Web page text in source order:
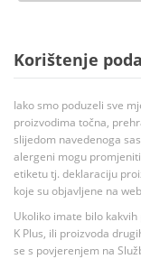
Korištenje
Iako smo poduzeli sve
proizvodima točna,
slijedom navedenoga
alergeni mogu
etiketu tj. deklaraciju
koje su objavljene na
Ukoliko imate bilo
K Plus, ili proizvoda
se s povjerenjem na